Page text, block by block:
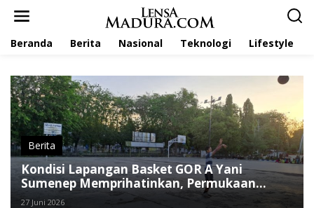
Beranda Berita Nasional Teknologi Lifestyle
Berita
Kondisi Lapangan Basket GOR A Yani
Sumenep Memprihatinkan, Permukaan
Retak dan Mengelupas
27 Juni 2026